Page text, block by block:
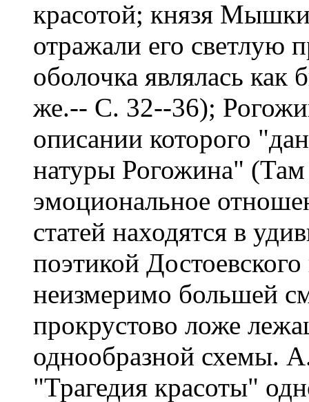
красотой; князя
отражали его светлую
оболочка являлась
же.-- С. 32--36);
описании которого
натуры Рогожина"
эмоциональное
статей находятся в
поэтикой
неизмеримо большей
прокрустово ложе
однообразной схемы.
"Трагедия красоты"